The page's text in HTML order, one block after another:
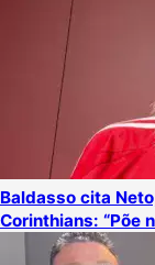
Baldasso cita
Corinthians: “Põe